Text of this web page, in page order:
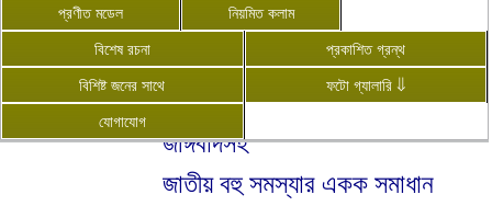
প্রণীত মডেল
নিয়মিত কলাম
বিশেষ রচনা
প্রকাশিত গ্রন্থ
বিশিষ্ট জনের সাথে
ফটো গ্যালারি ⇓
যোগাযোগ
দুর্বিষহ যানজট, সময়-শ্রম ও অর্থের
অপচয়, শ্রেণিবৈষম্য,
প্রাথমিক শিক্ষায় ত্রুটি, ড্রপআউট,
জঙ্গিবাদসহ
জাতীয় বহু সমস্যার একক সমাধান